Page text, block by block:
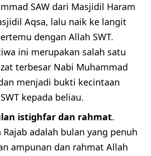
SAW dari Masjidil Haram
Aqsa, lalu naik ke langit
dengan Allah SWT.
ini merupakan salah satu
terbesar Nabi Muhammad
menjadi bukti kecintaan
kepada beliau.
istighfar dan rahmat.
Rajab adalah bulan yang penuh
ampunan dan rahmat Allah